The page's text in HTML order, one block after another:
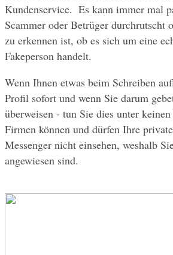
Kundenservice.  Es kann immer mal
Scammer oder Betrüger durchrutscht
zu erkennen ist, ob es sich um eine
Fakeperson handelt.
Wenn Ihnen etwas beim Schreiben
Profil sofort und wenn Sie darum
überweisen - tun Sie dies unter
Firmen können und dürfen Ihre
Messenger nicht einsehen, weshalb
angewiesen sind.